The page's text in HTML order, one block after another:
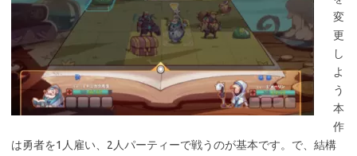
変
更
し
よ
う
本
作
は勇者を1人雇い、2人パーティーで戦うのが基本です。で、結構